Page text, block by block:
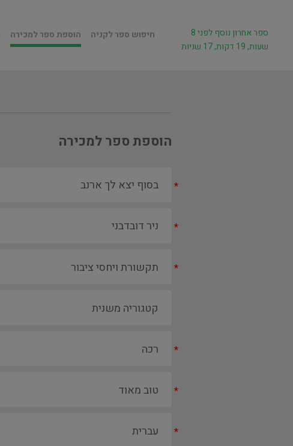
חיפוש ספר לקניה הוספת ספר למכירה
ספר אחרון נוסף לפני 8
שעות, 19 דקות, 17 שניות
הוספת ספר למכירה
*
*
*
*
*
*